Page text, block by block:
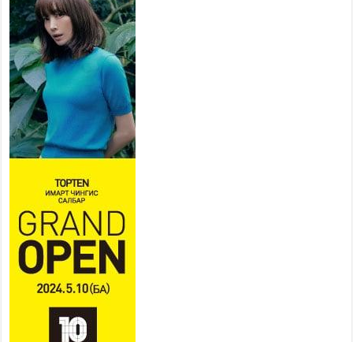
ажиллахыг урьж байна
2026 оны 7 сар 22 / 9 цаг 28 минут
Б.Пүрэвдагва: “Урт цагаан”-ыг
залуучууд чөлөөт цагаа
өнгөрүүлдэг, жуулчид зорьж
ирдэг цэг болгоно
2026 оны 7 сар 21 / 16 цаг 47 минут
Тусгай замын автобус /BRT/ төслийн удирдах
хорооны ээлжит хуралдаан боллоо
Ерөнхий сайд Н.Учрал БНХАУ-аас Монгол Улсад
суугаа Элчин сайд Шэнь Миньжюанийг хүлээн
авч уулзав
2026 оны 7 сар 21 / 16 цаг 39 минут
БҮГД НАЙРАМДАХ ТАЖИКИСТАН УЛСТАЙ
ЭДИЙН ЗАСГИЙН ХАМТЫН АЖИЛЛАГААГ
ӨРГӨЖҮҮЛНЭ
2026 оны 7 сар 21 / 16 цаг 34 минут
26,992 суралцагч хотхоны бага сургуульд, 8100